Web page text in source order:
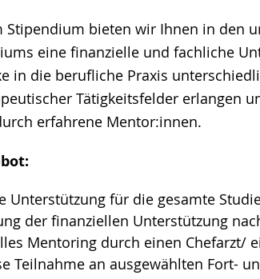
Stipendium bieten wir Ihnen in den
eine finanzielle und fachliche
in die berufliche Praxis
Tätigkeitsfelder erlangen
erfahrene Mentor:innen.
Unterstützung für die gesamte
der finanziellen Unterstützung
Mentoring durch einen Chefarzt/
Teilnahme an ausgewählten Fort-